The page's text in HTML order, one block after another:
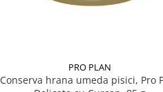
PRO PLAN
Conserva hrana umeda pisici, Pro